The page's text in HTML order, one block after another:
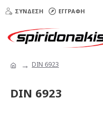
ΣΎΝΔΕΣΗ ΕΓΓΡΑΦΉ
DIN 6923
DIN 6923